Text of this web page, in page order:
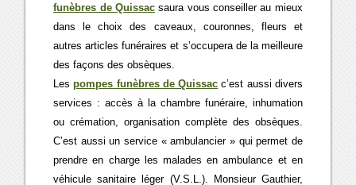
funèbres de Quissacsaura vous conseiller au mieux
dans le choix des caveaux, couronnes, fleurs et
autres articles funéraires et s’occupera de la meilleure
des façons des obsèques.
Lespompes funèbres de Quissac c’est aussi divers
services : accès à la chambre funéraire, inhumation
ou crémation, organisation complète des obsèques.
C’est aussi un service « ambulancier » qui permet de
prendre en charge les malades en ambulance et en
véhicule sanitaire léger (V.S.L.). Monsieur Gauthier,